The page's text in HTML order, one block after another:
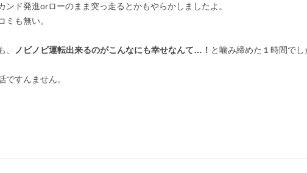
ド発進orローのまま突っ走るとかもやらかしましたよ。
ミも無い。
、 ノビノビ運転出来るのがこんなにも幸せなんて…！ と噛み締めた１時間でし
ですんません。